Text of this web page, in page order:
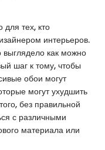
тех, кто
интерьеров.
выглядело как можно
шаг к тому, чтобы
обои могут
могут ухудшить
без правильной
с различными
материала или